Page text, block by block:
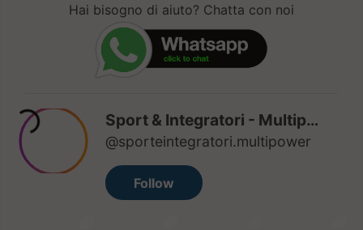
Hai bisogno di aiuto? Chatta con noi